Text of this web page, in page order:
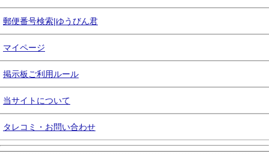
郵便番号検索|ゆうびん君
マイページ
掲示板ご利用ルール
当サイトについて
タレコミ・お問い合わせ